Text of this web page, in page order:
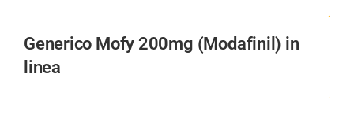
.
Generico Mofy 200mg (Modafinil) in
linea
.